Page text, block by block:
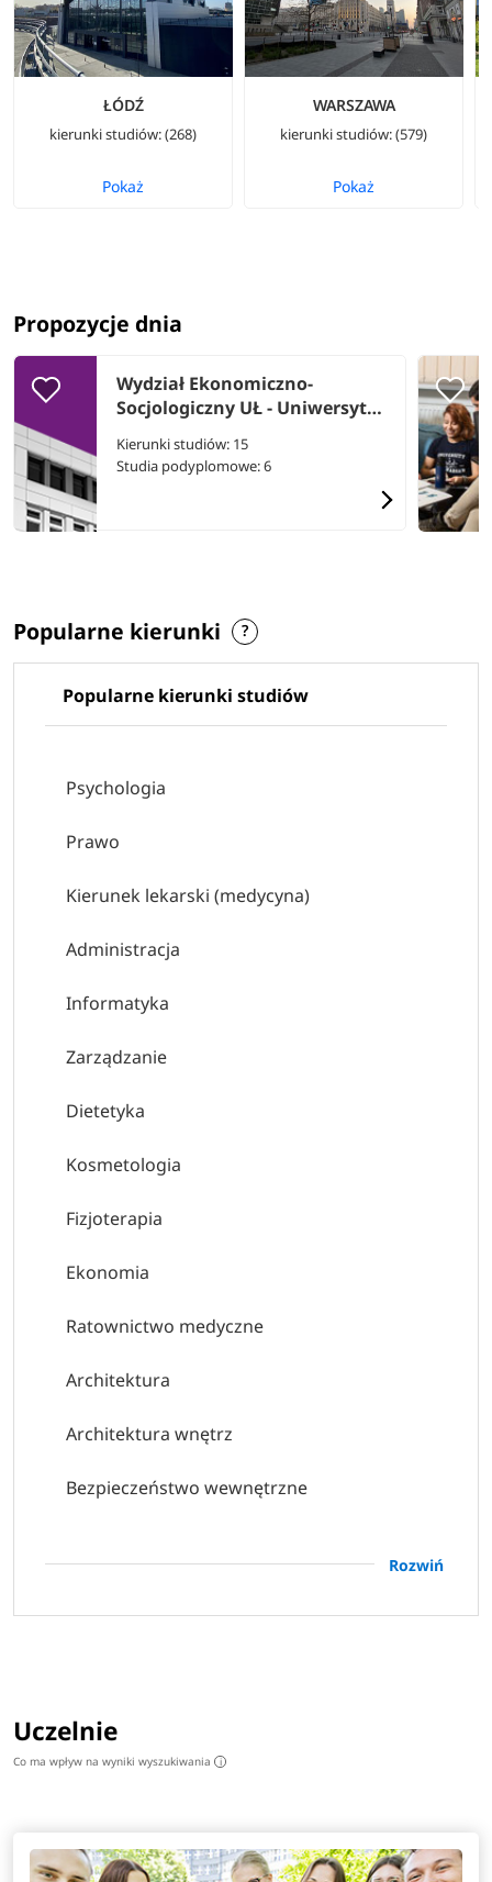
ŁÓDŹ
kierunki studiów: (268)
Pokaż
WARSZAWA
kierunki studiów: (579)
Pokaż
Propozycje dnia
Wydział Ekonomiczno-
Socjologiczny UŁ - Uniwersytet
Kierunki studiów: 15
Studia podyplomowe: 6
Popularne kierunki
Popularne kierunki studiów
Psychologia
Prawo
Kierunek lekarski (medycyna)
Administracja
Informatyka
Zarządzanie
Dietetyka
Kosmetologia
Fizjoterapia
Ekonomia
Ratownictwo medyczne
Architektura
Architektura wnętrz
Bezpieczeństwo wewnętrzne
Mechanika i budowa maszyn
Położnictwo
Rozwiń
Uczelnie
Co ma wpływ na wyniki wyszukiwania i